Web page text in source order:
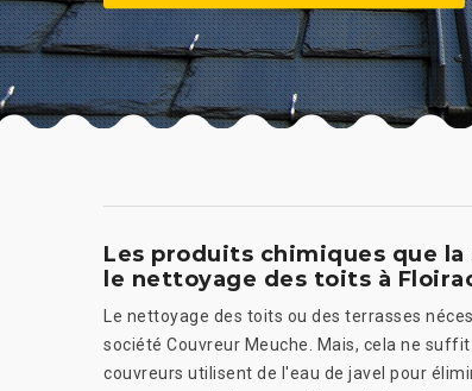
Les produits chimiques que
le nettoyage des toits à
Le nettoyage des toits ou des terrasses
société Couvreur Meuche. Mais, cela ne
couvreurs utilisent de l'eau de javel pour